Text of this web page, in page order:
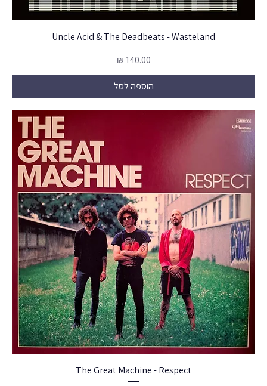
Uncle Acid & The Deadbeats - Wasteland
מחיר
הוספה לסל
The Great Machine - Respect